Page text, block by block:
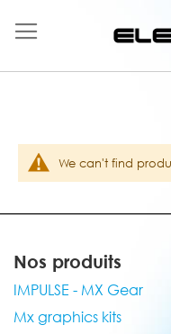
We can't find
Nos produits
IMPULSE - MX Gear
Mx graphics kits